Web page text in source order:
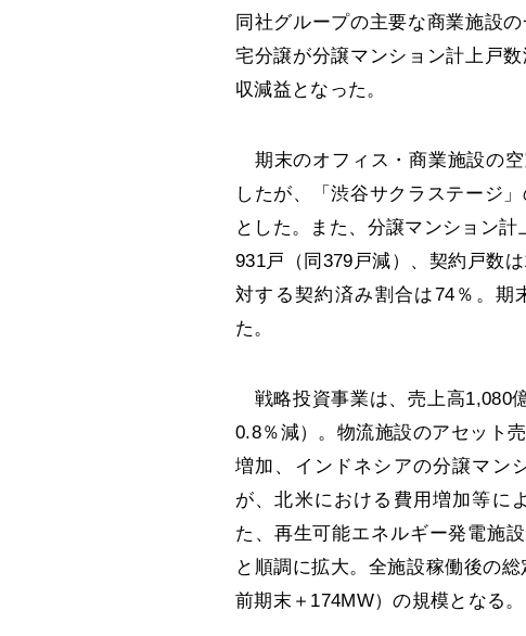
同社グループの主要な商業施設
宅分譲が分譲マンション計上戸
収減益となった。
期末のオフィス・商業施設の
したが、「渋谷サクラステージ
とした。また、分譲マンション
931戸（同379戸減）、契約戸数
対する契約済み割合は74％。期
た。
戦略投資事業は、売上高1,080
0.8％減）。物流施設のアセット
増加、インドネシアの分譲マン
が、北米における費用増加等に
た、再生可能エネルギー発電施
と順調に拡大。全施設稼働後の
前期末＋174MW）の規模となる。